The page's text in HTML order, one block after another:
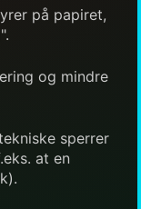
på papiret,
og mindre
sperrer
at en